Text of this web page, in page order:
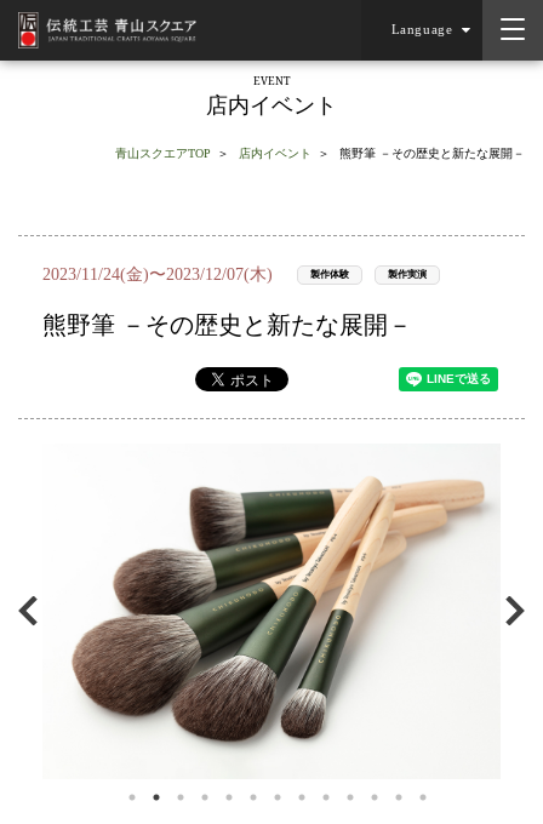
Language
EVENT
店内イベント
青山スクエアTOP 店内イベント 熊野筆 －その歴史と新たな展開－
2023/11/24(金)〜2023/12/07(木) 製作体験 製作実演
熊野筆 －その歴史と新たな展開－